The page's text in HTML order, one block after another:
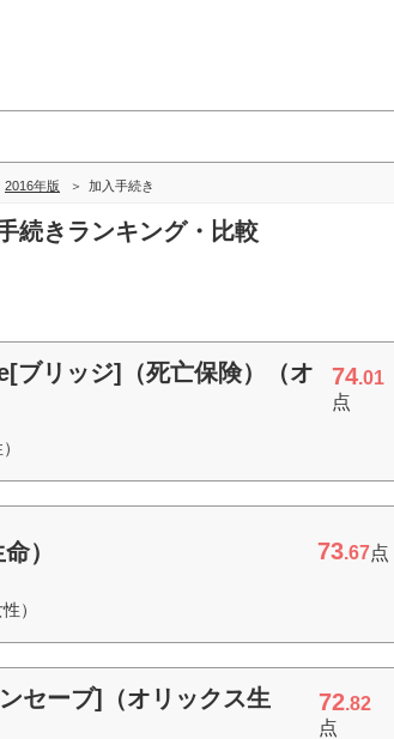
2016年版 加入手続き
続きランキング・比較
ブリッジ]（死亡保険）（オ
74.01
点
） 73.67点
）
セーブ]（オリックス生
72.82
点